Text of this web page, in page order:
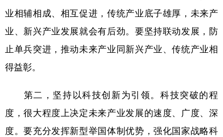
业相辅相成、相互促进，传统产业底子雄厚，未来产
业、新兴产业发展就会有后劲。要坚持联动发展，防
止单兵突进，推动未来产业同新兴产业、传统产业相
得益彰。
第二，坚持以科技创新为引领。科技突破的程
度，很大程度上决定未来产业发展的速度、广度、深
度。要充分发挥新型举国体制优势，强化国家战略科